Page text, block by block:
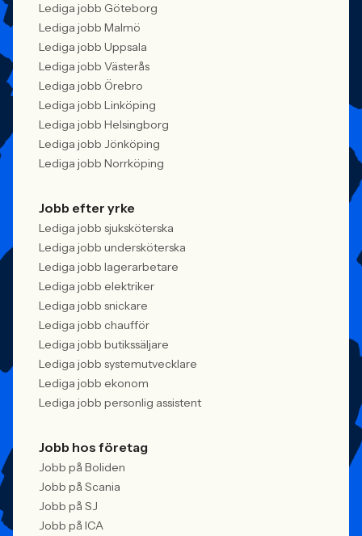
Lediga jobb Göteborg
Lediga jobb Malmö
Lediga jobb Uppsala
Lediga jobb Västerås
Lediga jobb Örebro
Lediga jobb Linköping
Lediga jobb Helsingborg
Lediga jobb Jönköping
Lediga jobb Norrköping
Jobb efter yrke
Lediga jobb sjuksköterska
Lediga jobb undersköterska
Lediga jobb lagerarbetare
Lediga jobb elektriker
Lediga jobb snickare
Lediga jobb chaufför
Lediga jobb butikssäljare
Lediga jobb systemutvecklare
Lediga jobb ekonom
Lediga jobb personlig assistent
Jobb hos företag
Jobb på Boliden
Jobb på Scania
Jobb på SJ
Jobb på ICA